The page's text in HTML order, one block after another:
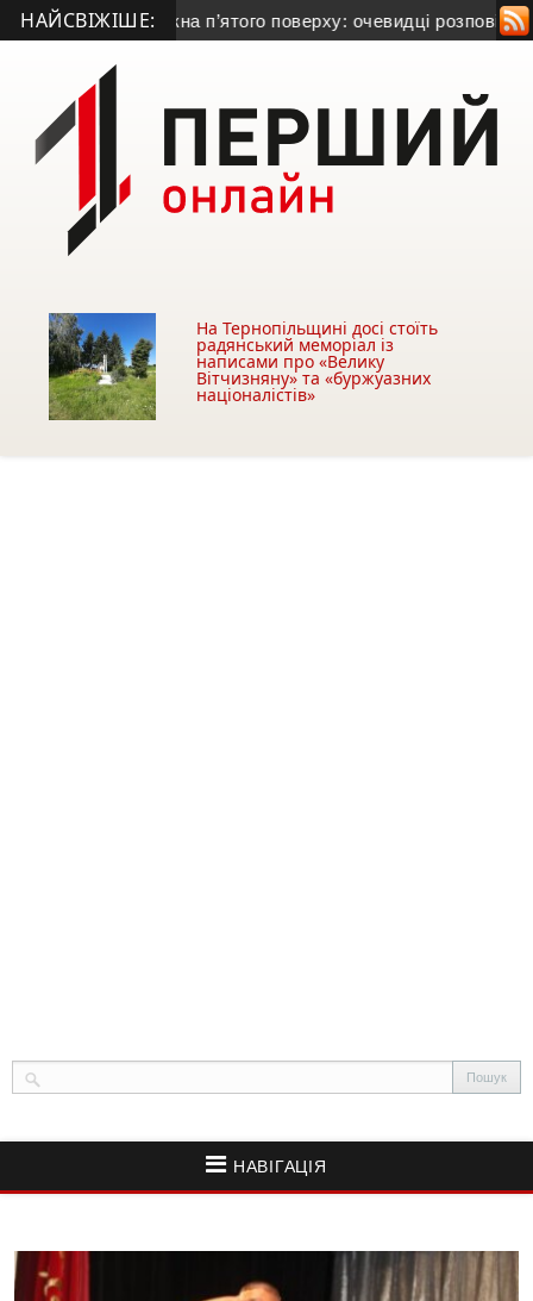
НАЙСВІЖІШЕ:
випав із вікна п’ятого поверху: очевидці розповіли, що
На Тернопільщині досі стоїть
радянський меморіал із
написами про «Велику
Вітчизняну» та «буржуазних
націоналістів»
НАВІГАЦІЯ